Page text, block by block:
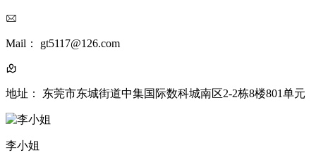
Mail： gt5117@126.com
地址： 东莞市东城街道中集国际数科城南区2-2栋8楼801单元
李小姐